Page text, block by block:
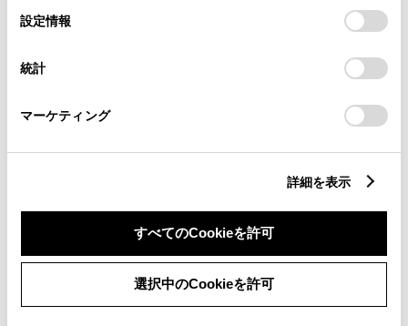
デバイスにすべてのCookie(クッキー)が保存されることに同
意したことになります。Cookie(クッキー)のオプトアウト、
設定の変更、同意を撤回したりするにあたっては、当社の
「Cookie（クッキー）情報の取り扱いについて
」をご覧くだ
設定情報
統計
マーケティング
詳細を表示
すべてのCookieを許可
選択中のCookieを許可
1090kg
燃料・性能・詳細スペック
装備・オプション